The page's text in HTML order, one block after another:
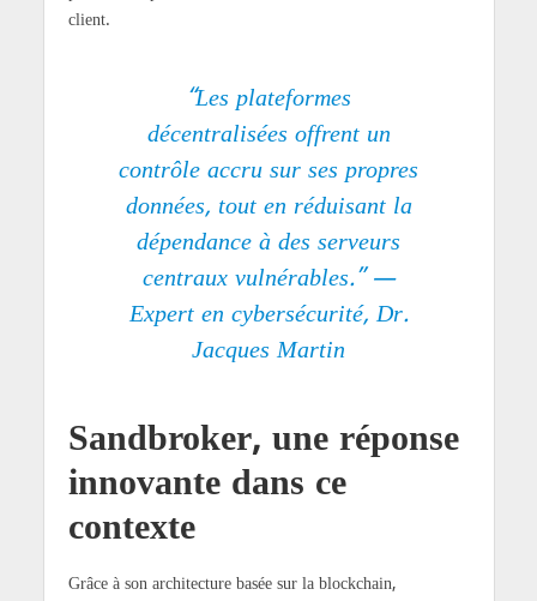
client.
“Les plateformes
décentralisées offrent un
contrôle accru sur ses propres
données, tout en réduisant la
dépendance à des serveurs
centraux vulnérables.” —
Expert en cybersécurité, Dr.
Jacques Martin
Sandbroker, une réponse
innovante dans ce
contexte
Grâce à son architecture basée sur la blockchain,